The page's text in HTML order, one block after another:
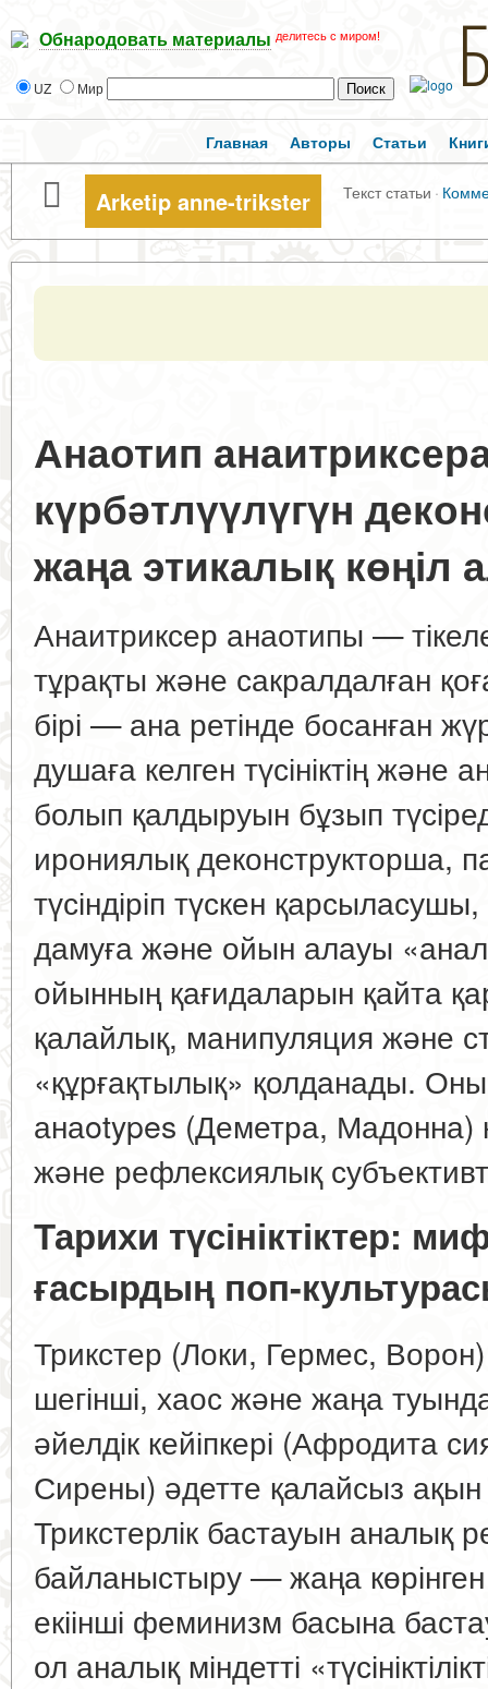
Обнародовать материалы делитесь с миром!
UZ Мир
Главная Авторы Статьи
Arketip anne-trikster Текст статьи ·
Анаотип
күрбәтлүүлүгүн
жаңа этикалық көңіл
Анаитриксер анаотипы —
тұрақты және сакралдалған
бірі — ана ретінде босанған
душаға келген түсініктің және
болып қалдыруын бұзып
ирониялық деконструкторша,
түсіндіріп түскен қарсыласушы,
дамуға және ойын алауы
ойынның қағидаларын қайта
қалайлық, манипуляция және
«құрғақтылық» қолданады.
анаotypes (Деметра, Мадонна)
және рефлексиялық
Тарихи түсініктіктер:
ғасырдың поп-
Трикстер (Локи, Гермес,
шегінші, хаос және жаңа
әйелдік кейіпкері (Афродита
Сирены) әдетте қалайсыз ақын
Трикстерлік бастауын аналық
байланыстыру — жаңа
екіінші феминизм басына
ол аналық міндетті